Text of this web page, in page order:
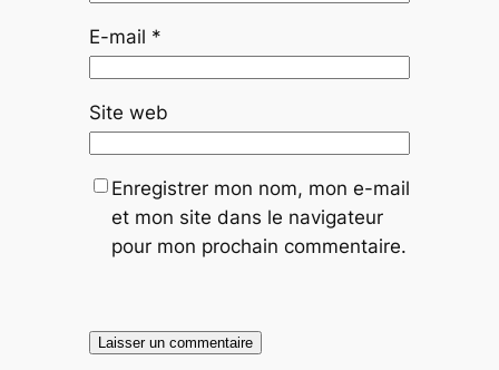
E-mail *
Site web
Enregistrer mon nom, mon e-mail
et mon site dans le navigateur
pour mon prochain commentaire.